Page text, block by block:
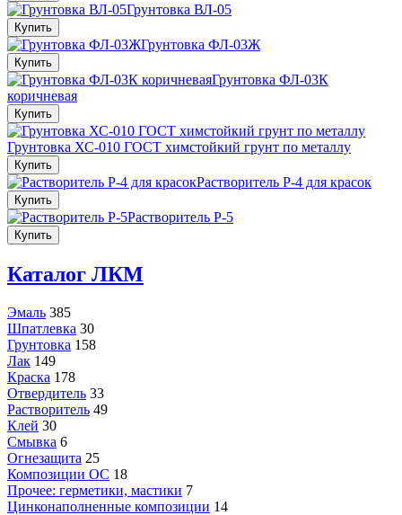
Грунтовка ВЛ-05
Купить
Грунтовка ФЛ-03Ж
Купить
Грунтовка ФЛ-03К
коричневая
Купить
Грунтовка ХС-010 ГОСТ химстойкий грунт по металлу
Купить
Растворитель Р-4 для красок
Купить
Растворитель Р-5
Купить
Каталог ЛКМ
Эмаль 385
Шпатлевка 30
Грунтовка 158
Лак 149
Краска 178
Отвердитель 33
Растворитель 49
Клей 30
Смывка 6
Огнезащита 25
Композиции ОС 18
Прочее: герметики, мастики 7
Цинконаполненные композиции 14